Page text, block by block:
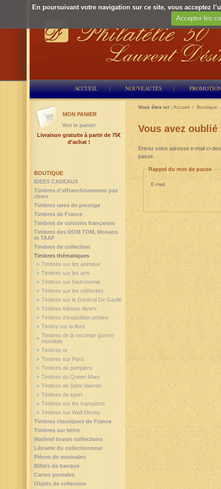
En poursuivant votre navigation sur ce site, vous acceptez
Accepter les
ACCUEIL NOUVEAUTÉS
Vous êtes ici :Accueil / Boutique
Vous avez
Entrez votre adresse e-mail ci-
passe.
Rappel du mot de passe
E-mail
BOUTIQUE
IDEES CADEAUX
Timbres d'affranchissement pas
chers
Timbres rares de prestige
Timbres de France
Timbres de colonies françaises
Timbres des DOM TOM, Monaco
et TAAF
Timbres de collection
Timbres thématiques
Timbres sur les animaux
Timbres sur les arts
Timbres sur l'astronomie
Timbres sur les célébrités
Timbres sur le Général De Gaulle
Timbres thèmes divers
Timbres d'expédition polaire
Timbre sur la flore
Timbres de la seconde guerre
mondiale
Timbres or
Timbres sur Paris
Timbres de pompiers
Timbres du Queen Mary
Timbres de Saint Valentin
Timbres de sport
Timbres sur les transports
Timbres sur Walt Disney
Timbres classiques de France
Timbres sur lettre
Matériel toutes collections
Librairie du collectionneur
Pièces de monnaies
Billets de banque
Cartes postales
Objets de collection
MON PANIER
Voir le panier
Livraison gratuite à partir de 75€
d'achat !